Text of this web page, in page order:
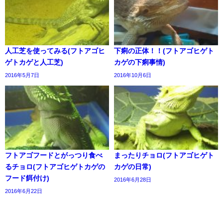
人工芝を使ってみる(フトアゴヒ
ゲトカゲと人工芝)
2016年5月7日
下痢の正体！！(フトアゴヒゲト
カゲの下痢事情)
2016年10月6日
フトアゴフードとがっつり食べ
るチョロ(フトアゴヒゲトカゲの
フード餌付け)
2016年6月22日
まったりチョロ(フトアゴヒゲト
カゲの日常)
2016年6月28日